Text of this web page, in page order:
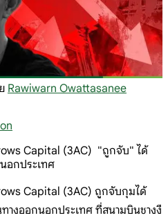
Rawiwarn Owattasanee
Capital (3AC) "ถูกจับ" ได้
อกประเทศ
Capital (3AC) ถูกจับกุมได้
างออกนอกประเทศ ที่สนามบินชางงี